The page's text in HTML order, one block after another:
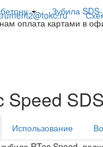
Зубила
оплата картами в
Speed
Использование